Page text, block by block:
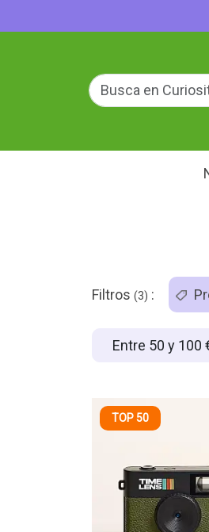
Filtros (3) :
Entre 50 y 100
TOP 50